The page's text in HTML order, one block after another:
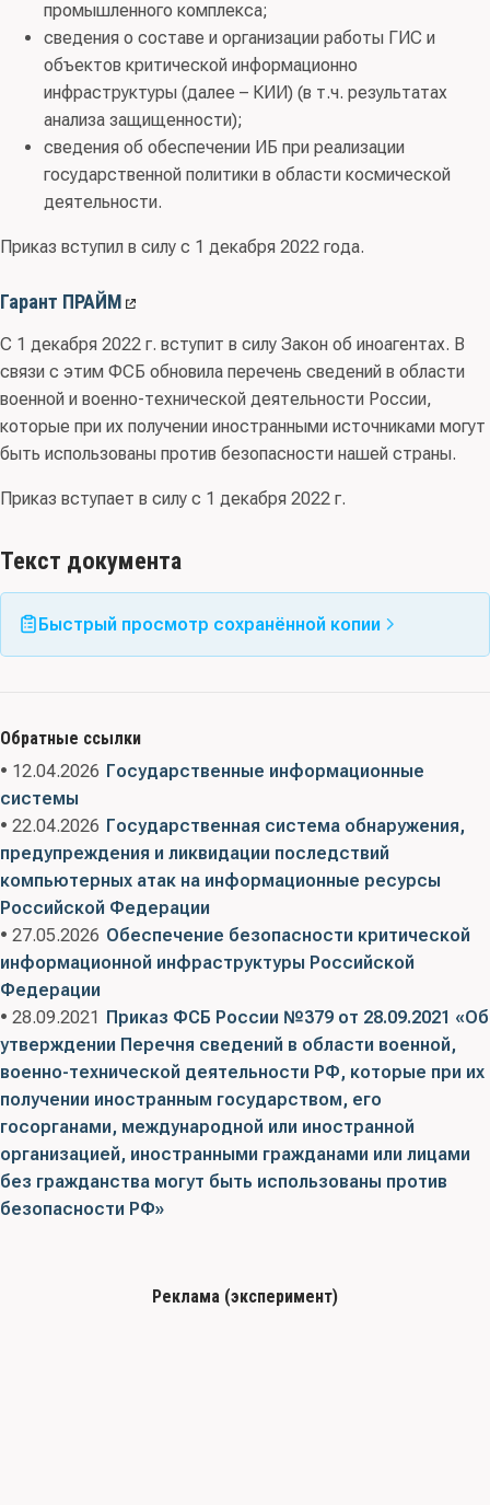
промышленного комплекса;
сведения о составе и организации работы ГИС и
объектов критической информационно
инфраструктуры (далее – КИИ) (в т.ч. результатах
анализа защищенности);
сведения об обеспечении ИБ при реализации
государственной политики в области космической
деятельности.
Приказ вступил в силу с 1 декабря 2022 года.
Гарант ПРАЙМ
С 1 декабря 2022 г. вступит в силу Закон об иноагентах. В
связи с этим ФСБ обновила перечень сведений в области
военной и военно-технической деятельности России,
которые при их получении иностранными источниками могут
быть использованы против безопасности нашей страны.
Приказ вступает в силу с 1 декабря 2022 г.
Текст документа
Быстрый просмотр сохранённой копии
Обратные ссылки
• 12.04.2026 Государственные информационные
системы
• 22.04.2026 Государственная система обнаружения,
предупреждения и ликвидации последствий
компьютерных атак на информационные ресурсы
Российской Федерации
• 27.05.2026 Обеспечение безопасности критической
информационной инфраструктуры Российской
Федерации
• 28.09.2021 Приказ ФСБ России №379 от 28.09.2021 «Об
утверждении Перечня сведений в области военной,
военно-технической деятельности РФ, которые при их
получении иностранным государством, его
госорганами, международной или иностранной
организацией, иностранными гражданами или лицами
без гражданства могут быть использованы против
безопасности РФ»
Реклама (эксперимент)